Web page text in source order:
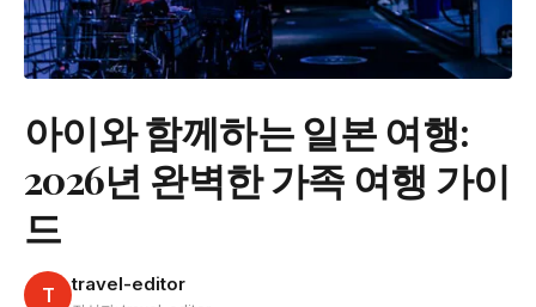
아이와 함께하는 일본 여행:
2026년 완벽한 가족 여행 가이
드
T travel-editor